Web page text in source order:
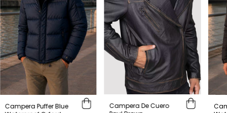
Campera Puffer Blue
Campera De Cuero